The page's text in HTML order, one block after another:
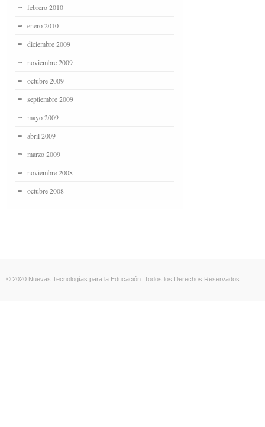
febrero 2010
enero 2010
diciembre 2009
noviembre 2009
octubre 2009
septiembre 2009
mayo 2009
abril 2009
marzo 2009
noviembre 2008
octubre 2008
© 2020 Nuevas Tecnologías para la Educación. Todos los Derechos Reservados.